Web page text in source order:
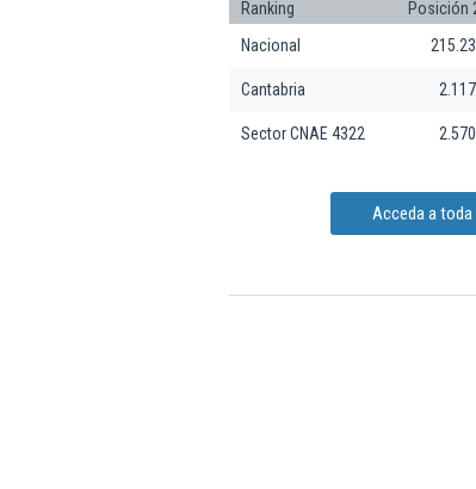
Ranking Posición
Nacional
Cantabria 2.117
Sector CNAE 4322 2.570
Acceda a